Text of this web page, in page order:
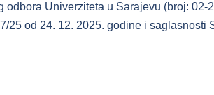
Univerziteta u Sarajevu (broj: 02-
25 od 24. 12. 2025. godine i saglasnosti